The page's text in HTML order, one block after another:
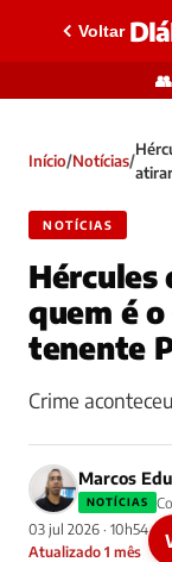
Voltar
👥
Início/Notícias/
NOTÍCIAS
Hércules
quem é
tenente
Crime
Marcos
NOTÍCIAS
03 jul 2026 · 10h54
Atualizado 1 mês